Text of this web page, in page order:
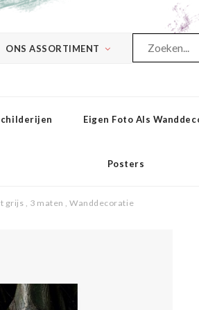
ONS ASSORTIMENT
Eigen Foto Als
Posters
grijs , 3 maten , Wanddecoratie